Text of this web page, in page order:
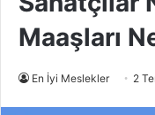
Maaşları
En İyi Meslekler 2